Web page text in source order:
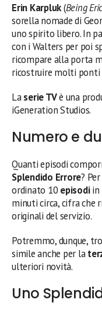
Erin Karpluk(Being
sorella nomade di
uno spirito libero. In
con i Walters per poi
ricompare alla porta
ricostruire molti
Laserie TVè una
iGeneration Studios.
Numero e
Quanti episodi
Splendido Errore?
ordinato 10 episodiin
minuti circa, cifra che
originali del servizio.
Potremmo, dunque,
simile anche per la
ulteriori novità.
Uno